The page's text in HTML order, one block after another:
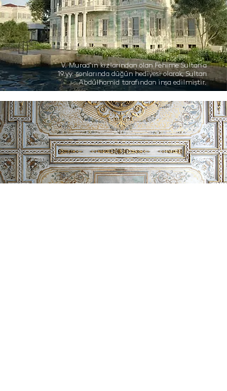
V. Murad’ın kızlarından olan Fehime Sultan’a
19.yy. sonlarında düğün hediyesi olarak, Sultan
Abdülhamid tarafından inşa edilmiştir.